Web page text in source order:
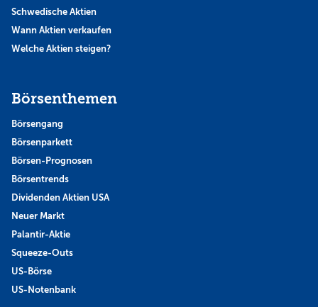
Schwedische Aktien
Wann Aktien verkaufen
Welche Aktien steigen?
Börsenthemen
Börsengang
Börsenparkett
Börsen-Prognosen
Börsentrends
Dividenden Aktien USA
Neuer Markt
Palantir-Aktie
Squeeze-Outs
US-Börse
US-Notenbank